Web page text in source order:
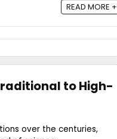
READ MORE +
to High-
over the centuries,